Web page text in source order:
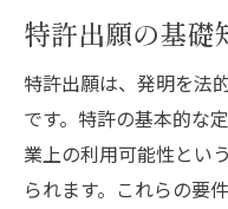
成功への第一
特許明細書
請求項の正確
視覚的資料
専門家のサ
特許出願の基礎
特許出願は、発明を法
です。特許の基本的な
業上の利用可能性とい
られます。これらの要